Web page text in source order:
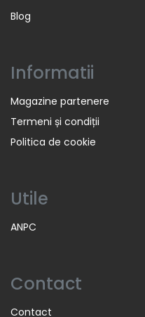
Blog
Informatii
Magazine partenere
Termeni și condiții
Politica de cookie
Utile
ANPC
Contact
Contact